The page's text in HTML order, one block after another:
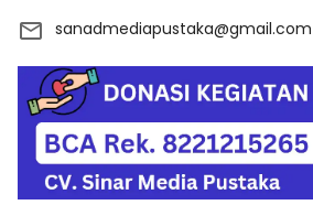
sanadmediapustaka@gmail.com